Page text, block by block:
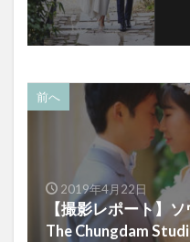
前へ
2019年4月22日
【撮影レポート】
The Chungdam